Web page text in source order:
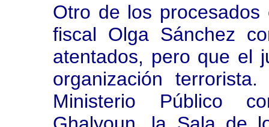
Otro de los
fiscal Olga Sánchez
atentados, pero que el
organización
Ministerio Público